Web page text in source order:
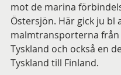
mot de marina
Östersjön. Här gick ju bl
malmtransporterna från
Tyskland och också en
Tyskland till Finland.